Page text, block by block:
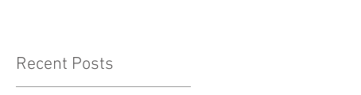
Recent Posts